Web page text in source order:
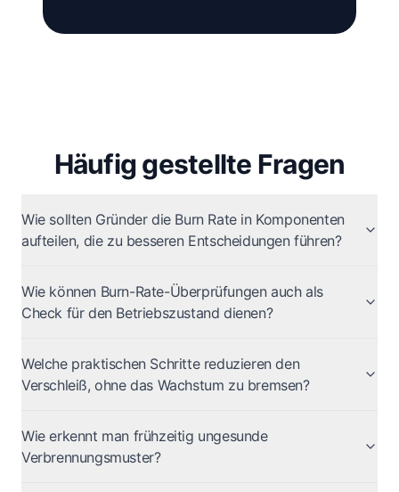
Häufig gestellte Fragen
Wie sollten Gründer die Burn Rate in Komponenten
aufteilen, die zu besseren Entscheidungen führen?
Wie können Burn-Rate-Überprüfungen auch als
Check für den Betriebszustand dienen?
Welche praktischen Schritte reduzieren den
Verschleiß, ohne das Wachstum zu bremsen?
Wie erkennt man frühzeitig ungesunde
Verbrennungsmuster?